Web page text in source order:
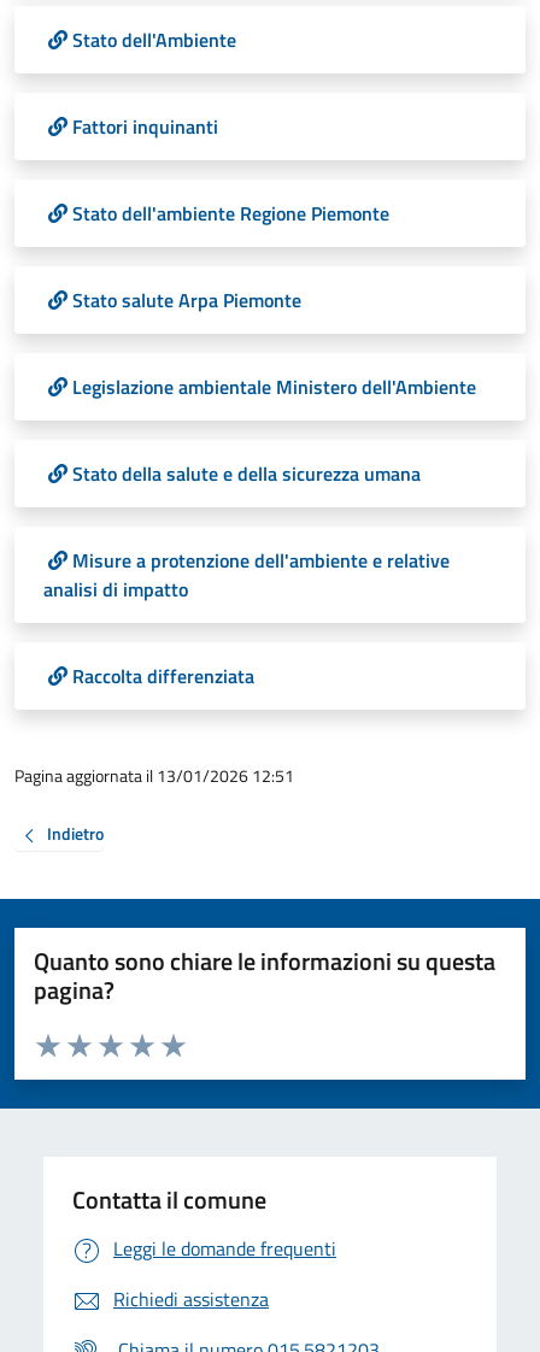
Stato dell'Ambiente
Fattori inquinanti
Stato dell'ambiente Regione Piemonte
Stato salute Arpa Piemonte
Legislazione ambientale Ministero dell'Ambiente
Stato della salute e della sicurezza umana
Misure a protenzione dell'ambiente e relative
analisi di impatto
Raccolta differenziata
Pagina aggiornata il 13/01/2026 12:51
Indietro
Quanto sono chiare le informazioni su questa
pagina?
Valuta da 1 a 5 stelle la pagina
Valuta 5 stelle su 5
Valuta 4 stelle su 5
Valuta 3 stelle su 5
Valuta 2 stelle su 5
Valuta 1 stelle su 5
Contatta il comune
Leggi le domande frequenti
Richiedi assistenza